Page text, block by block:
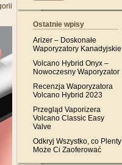
Ostatnie wpisy
Arizer – Doskonałe
Waporyzatory Kanadyjskie
Volcano Hybrid Onyx –
Nowoczesny Waporyzator
Recenzja Waporyzatora
Volcano Hybrid 2023
Przegląd Vaporizera
Volcano Classic Easy
Valve
Odkryj Wszystko, co Plenty
Może Ci Zaoferować